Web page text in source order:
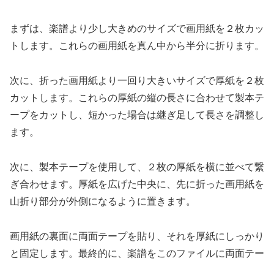
まずは、楽譜より少し大きめのサイズで画用紙を２枚カッ
トします。これらの画用紙を真ん中から半分に折ります。
次に、折った画用紙より一回り大きいサイズで厚紙を２枚
カットします。これらの厚紙の縦の長さに合わせて製本テ
ープをカットし、短かった場合は継ぎ足して長さを調整し
ます。
次に、製本テープを使用して、２枚の厚紙を横に並べて繋
ぎ合わせます。厚紙を広げた中央に、先に折った画用紙を
山折り部分が外側になるように置きます。
画用紙の裏面に両面テープを貼り、それを厚紙にしっかり
と固定します。最終的に、楽譜をこのファイルに両面テー